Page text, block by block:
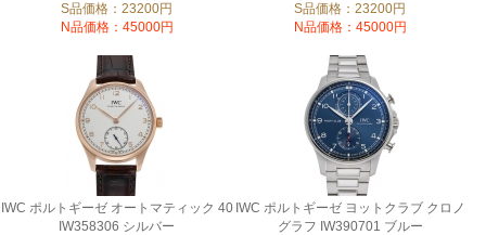
S品価格：23200円
N品価格：45000円
S品価格：23200円
N品価格：45000円
IWC ポルトギーゼ オートマティック 40
IW358306 シルバー
IWC ポルトギーゼ ヨットクラブ クロノ
グラフ IW390701 ブルー